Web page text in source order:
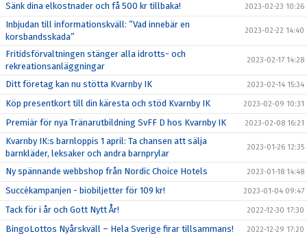
Sänk dina elkostnader och få 500 kr tillbaka! 2023-02-23 10:26
Inbjudan till informationskväll: ”Vad innebär en
korsbandsskada”
2023-02-22 14:40
Fritidsförvaltningen stänger alla idrotts- och
rekreationsanläggningar
2023-02-17 14:28
Ditt företag kan nu stötta Kvarnby IK 2023-02-14 15:34
Köp presentkort till din käresta och stöd Kvarnby IK 2023-02-09 10:31
Premiär för nya Tränarutbildning SvFF D hos Kvarnby IK 2023-02-08 16:21
Kvarnby IK:s barnloppis 1 april: Ta chansen att sälja
barnkläder, leksaker och andra barnprylar
2023-01-26 12:35
Ny spännande webbshop från Nordic Choice Hotels 2023-01-18 14:48
Succékampanjen - biobiljetter för 109 kr! 2023-01-04 09:47
Tack för i år och Gott Nytt År! 2022-12-30 17:30
BingoLottos Nyårskväll – Hela Sverige firar tillsammans! 2022-12-29 17:20